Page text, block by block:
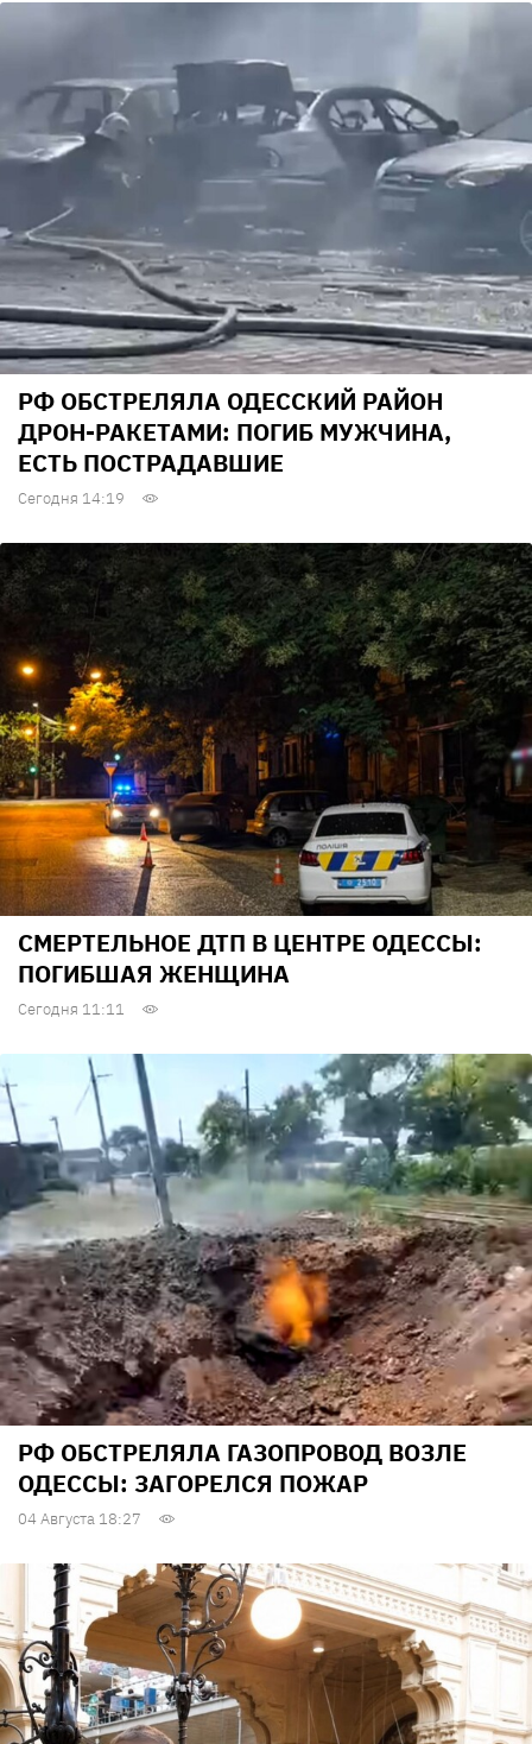
РФ ОБСТРЕЛЯЛА ОДЕССКИЙ РАЙОН
ДРОН-РАКЕТАМИ: ПОГИБ МУЖЧИНА,
ЕСТЬ ПОСТРАДАВШИЕ
Сегодня 14:19
СМЕРТЕЛЬНОЕ ДТП В ЦЕНТРЕ ОДЕССЫ:
ПОГИБШАЯ ЖЕНЩИНА
Сегодня 11:11
РФ ОБСТРЕЛЯЛА ГАЗОПРОВОД ВОЗЛЕ
ОДЕССЫ: ЗАГОРЕЛСЯ ПОЖАР
04 Августа 18:27